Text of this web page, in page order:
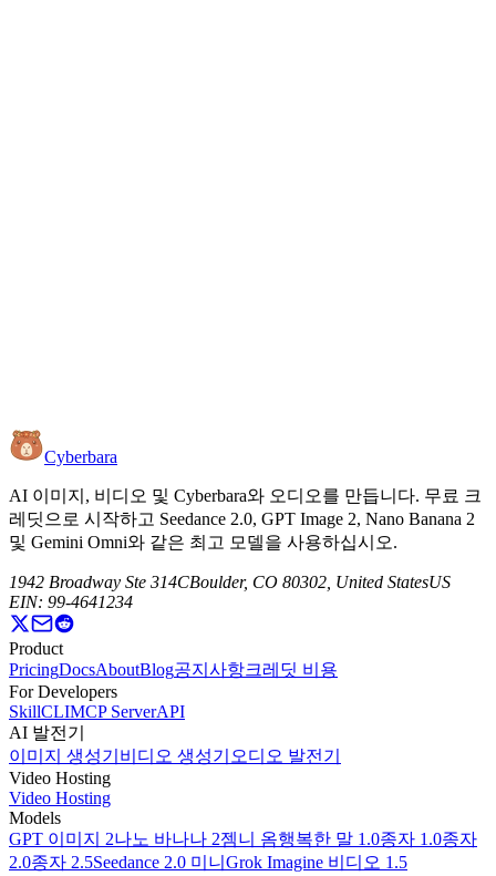
연결 X핀 X 포스트를 엽니 다
Cyberbara
AI 이미지, 비디오 및 Cyberbara와 오디오를 만듭니다. 무료 크
레딧으로 시작하고 Seedance 2.0, GPT Image 2, Nano Banana 2
및 Gemini Omni와 같은 최고 모델을 사용하십시오.
1942 Broadway Ste 314CBoulder, CO 80302, United StatesUS
EIN: 99-4641234
Product
PricingDocsAboutBlog공지사항크레딧 비용
For Developers
SkillCLIMCP ServerAPI
AI 발전기
이미지 생성기 비디오 생성기 오디오 발전기
Video Hosting
Video Hosting
Models
GPT 이미지 2나노 바나나 2젬니 옴행복한 말 1.0종자 1.0종자
2.0종자 2.5Seedance 2.0 미니 Grok Imagine 비디오 1.5